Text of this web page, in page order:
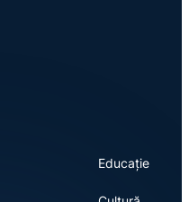
Educație